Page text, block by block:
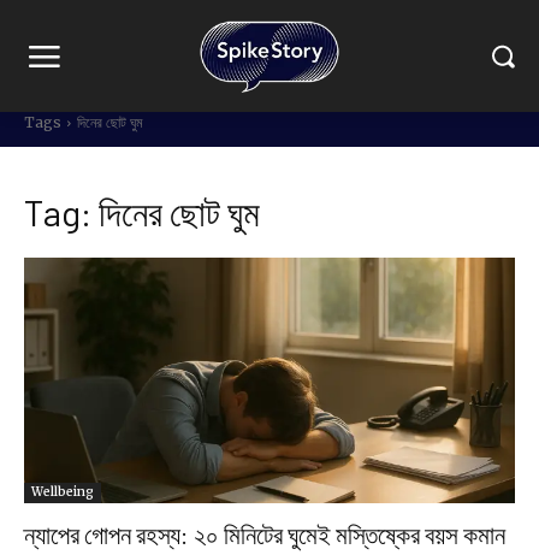
Tags দিনের ছোট ঘুম
Tag: দিনের ছোট ঘুম
Wellbeing
ন্যাপের গোপন রহস্য: ২০ মিনিটের ঘুমেই মস্তিষ্কের বয়স কমান